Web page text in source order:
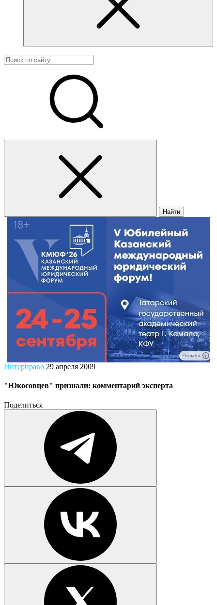
Найти
Реклама
Интерправо 29 апреля 2009
"Юкосовцев" признали: комментарий эксперта
Поделиться